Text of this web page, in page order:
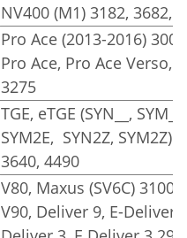
NV400 (M1) 3182, 3682,
Pro Ace (2013-2016)
Pro Ace, Pro Ace Verso,
3275
TGE, eTGE (SYN__,
SYM2E, SYN2Z, SYM2Z)
3640, 4490
V80, Maxus (SV6C) 3100,
V90, Deliver 9, E-Deliver